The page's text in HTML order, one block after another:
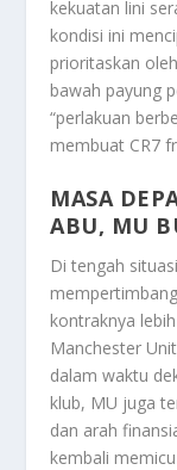
kekuatan lini
kondisi ini
prioritaskan
bawah payung
“perlakuan
membuat CR7
MASA
ABU, MU
Di tengah
kontraknya
Manchester
dalam waktu
klub, MU juga
dan arah
kembali